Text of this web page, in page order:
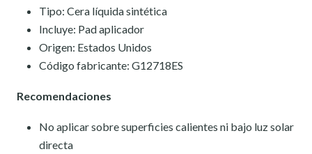
Tipo: Cera líquida sintética
Incluye: Pad aplicador
Origen: Estados Unidos
Código fabricante: G12718ES
Recomendaciones
No aplicar sobre superficies calientes ni bajo luz solar
directa